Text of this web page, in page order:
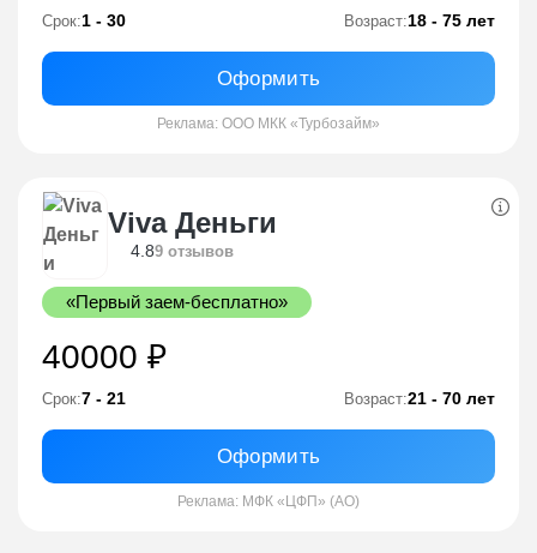
Срок:1 - 30 Возраст:18 - 75 лет
Оформить
Реклама: ООО МКК «Турбозайм»
Viva Деньги
4.89 отзывов
«Первый заем-бесплатно»
40000 ₽
Срок:7 - 21 Возраст:21 - 70 лет
Оформить
Реклама: МФК «ЦФП» (АО)